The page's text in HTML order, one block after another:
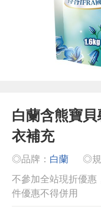
白蘭含熊寶
衣補充
◎品牌： 白蘭
◎規
不參加全站現折優惠
件優惠不得併用